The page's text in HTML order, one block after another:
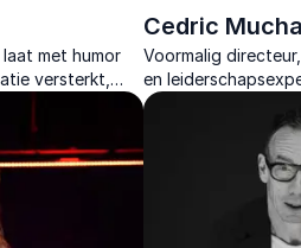
met humor
versterkt,
situaties.
Cedric
Voormalig
en
laat groeien met
zelfsturing en